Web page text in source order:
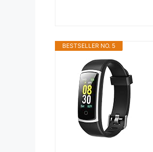
BESTSELLER NO. 5